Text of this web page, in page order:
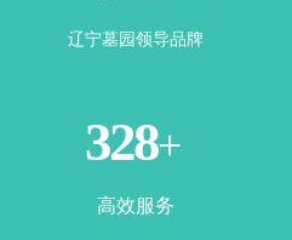
辽宁墓园领导品牌
365+
高效服务